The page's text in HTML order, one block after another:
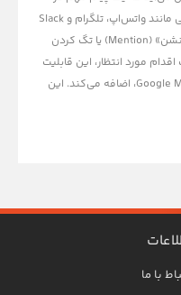
میان انبوه گفتگوها گم شود. پلتفرم‌هایی مانند واتس‌اپ، تلگرام و Slack
مدت‌هاست که این مشکل را با قابلیت «منشن» (Mention) یا تگ کردن
مورد انتظار، این قابلیت
حیاتی را به پیام‌رسان اصلی خود، Google Messages، اضافه می‌کند. این
با ما